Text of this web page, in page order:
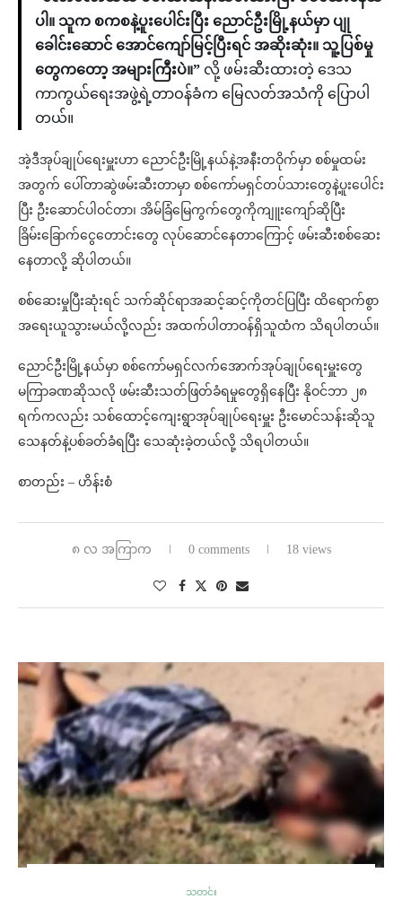
ပါ။ သူက စကစနဲ့ပူးပေါင်းပြီး ညောင်ဦးမြို့နယ်မှာ ပျု
ခေါင်းဆောင် အောင်ကျော်မြင့်ပြီးရင် အဆိုးဆုံး။ သူ့ပြစ်မှု
တွေကတော့ အများကြီးပဲ။” လို့ ဖမ်းဆီးထားတဲ့ ဒေသ
ကာကွယ်ရေးအဖွဲ့ရဲ့တာဝန်ခံက မြေလတ်အသံကို ပြောပါ
တယ်။
အဲ့ဒီအုပ်ချုပ်ရေးမှူးဟာ ညောင်ဦးမြို့နယ်နဲ့အနီးတဝိုက်မှာ စစ်မှုထမ်း
အတွက် ပေါ်တာဆွဲဖမ်းဆီးတာမှာ စစ်ကော်မရှင်တပ်သားတွေနဲ့ပူးပေါင်း
ပြီး ဦးဆောင်ပါဝင်တာ၊ အိမ်ခြံမြေကွက်တွေကိုကျူးကျော်ဆိုပြီး
ခြိမ်းခြောက်ငွေတောင်းတွေ လုပ်ဆောင်နေတာကြောင့် ဖမ်းဆီးစစ်ဆေး
နေတာလို့ ဆိုပါတယ်။
စစ်ဆေးမှုပြီးဆုံးရင် သက်ဆိုင်ရာအဆင့်ဆင့်ကိုတင်ပြပြီး ထိရောက်စွာ
အရေးယူသွားမယ်လို့လည်း အထက်ပါတာဝန်ရှိသူထံက သိရပါတယ်။
ညောင်ဦးမြို့နယ်မှာ စစ်ကော်မရှင်လက်အောက်အုပ်ချုပ်ရေးမှူးတွေ
မကြာခဏဆိုသလို ဖမ်းဆီးသတ်ဖြတ်ခံရမှုတွေရှိနေပြီး နိုဝင်ဘာ ၂၈
ရက်ကလည်း သစ်ထောင့်ကျေးရွာအုပ်ချုပ်ရေးမှူး ဦးမောင်သန်းဆိုသူ
သေနတ်နဲ့ပစ်ခတ်ခံရပြီး သေဆုံးခဲ့တယ်လို့ သိရပါတယ်။
စာတည်း – ဟိန်းစံ
၈ လ အကြာက 0 comments 18 views
သတင်း